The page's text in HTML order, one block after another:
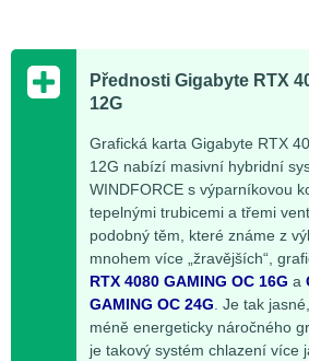
Přednosti Gigabyte RTX
12G
Grafická karta Gigabyte RTX
12G nabízí masivní hybridní
WINDFORCE s výparníkovou
tepelnými trubicemi a třemi
podobný těm, které známe z
mnohem více „žravějších“,
RTX 4080 GAMING OC 16G a
GAMING OC 24G . Je tak
méně energeticky náročného
je takový systém chlazení více